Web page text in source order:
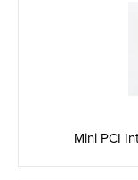
Mini PCI